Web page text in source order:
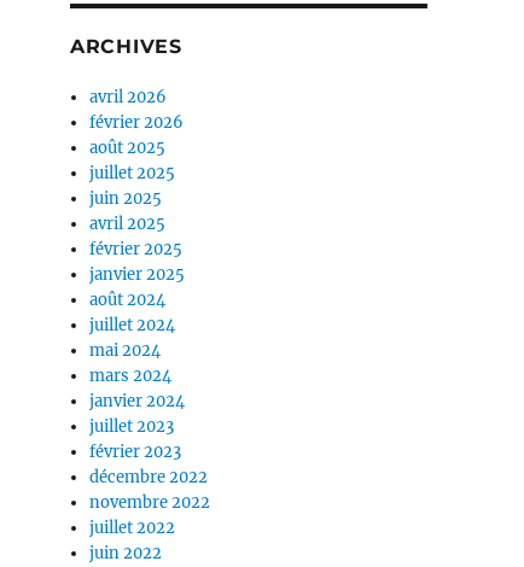
ARCHIVES
avril 2026
février 2026
août 2025
juillet 2025
juin 2025
avril 2025
février 2025
janvier 2025
août 2024
juillet 2024
mai 2024
mars 2024
janvier 2024
juillet 2023
février 2023
décembre 2022
novembre 2022
juillet 2022
juin 2022